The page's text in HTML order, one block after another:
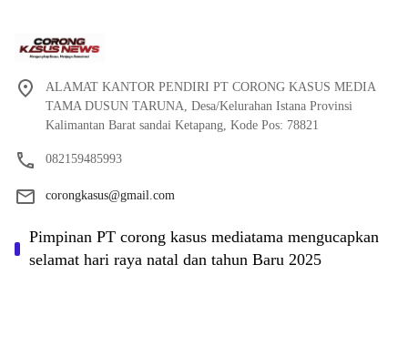
ALAMAT KANTOR PENDIRI PT CORONG KASUS MEDIA
TAMA DUSUN TARUNA, Desa/Kelurahan Istana Provinsi
Kalimantan Barat sandai Ketapang, Kode Pos: 78821
082159485993
corongkasus@gmail.com
Pimpinan PT corong kasus mediatama mengucapkan
selamat hari raya natal dan tahun Baru 2025